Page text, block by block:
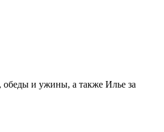
обеды и ужины, а также Илье за